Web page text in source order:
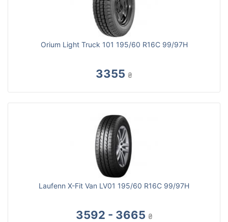
Orium Light Truck 101 195/60 R16C 99/97H
3355 ₴
Laufenn X-Fit Van LV01 195/60 R16C 99/97H
3592 - 3665 ₴